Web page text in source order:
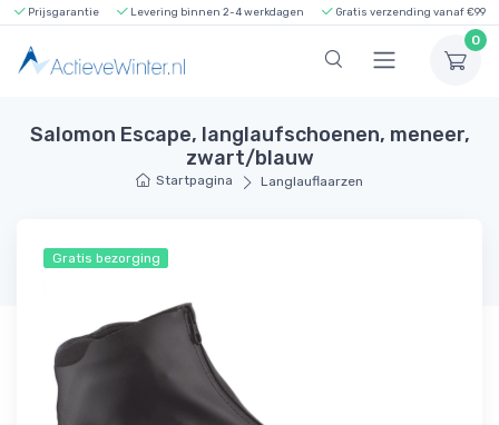
Prijsgarantie Levering binnen 2-4 werkdagen Gratis verzending vanaf €99
0
Salomon Escape, langlaufschoenen, meneer,
zwart/blauw
Startpagina Langlauflaarzen
Gratis bezorging